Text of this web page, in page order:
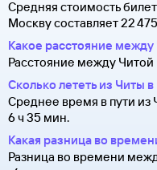
Средняя стоимость
Москву составляет 22
Какое расстояние
Расстояние между Читой
Сколько лететь из Читы
Среднее время в пути из
6 ч 35 мин.
Какая разница во
Разница во времени